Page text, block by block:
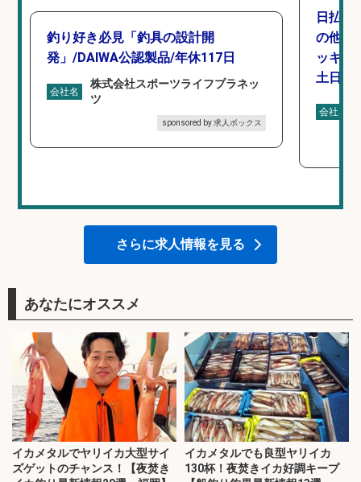
釣り好き必見「釣具の設計開
発」/DAIWA公認製品/年休117日
会社名
株式会社スポーツライフプラネッ
ツ
sponsored by 求人ボックス
日払い
の他/
ッキン
土日休
会社名
さらに求人情報を見る
あなたにオススメ
イカメタルでヤリイカ大型サイ
ズゲットのチャンス！【夜焚き
イカメタルでも良型ヤリイカ
130杯！夜焚きイカ好調キープ